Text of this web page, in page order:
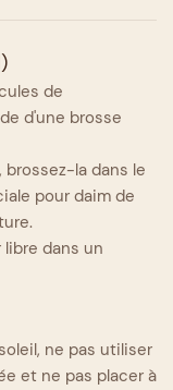
de
d'une brosse
la dans le
pour daim de
dans un
ne pas utiliser
et ne pas placer à